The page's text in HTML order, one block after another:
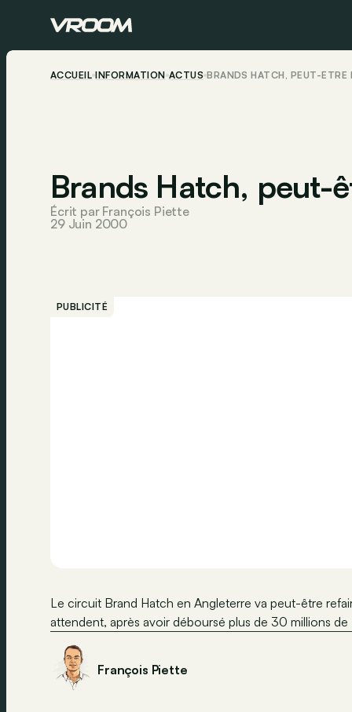
ACCUEIL INFORMATION ACTUS BRANDS HATCH, PEUT-ÊTRE
Brands Hatch, peut-
Écrit par François Piette
29 Juin 2000
PUBLICITÉ
Le circuit Brand Hatch en Angleterre va peut-être
attendent, après avoir déboursé plus de 30 millions
François Piette